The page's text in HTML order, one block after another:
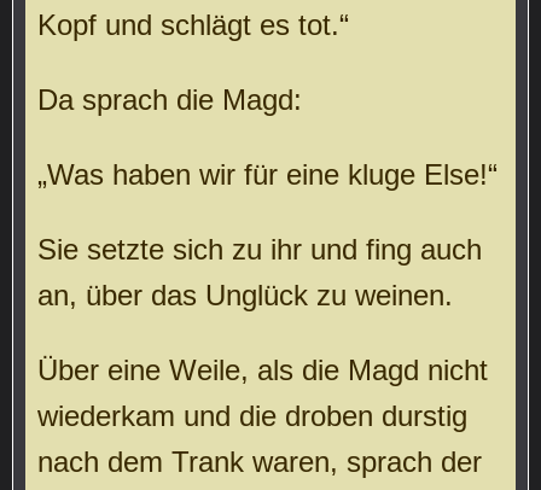
Kopf und schlägt es tot.“
Da sprach die Magd:
„Was haben wir für eine kluge Else!“
Sie setzte sich zu ihr und fing auch
an, über das Unglück zu weinen.
Über eine Weile, als die Magd nicht
wiederkam und die droben durstig
nach dem Trank waren, sprach der